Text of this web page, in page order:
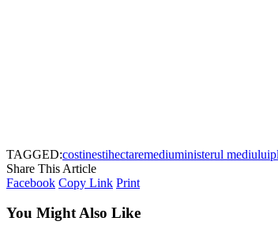
TAGGED:costinestihectaremediuministerul mediului
Share This Article
Facebook Copy Link Print
You Might Also Like